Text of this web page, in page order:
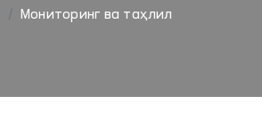
Мониторинг ва таҳлил